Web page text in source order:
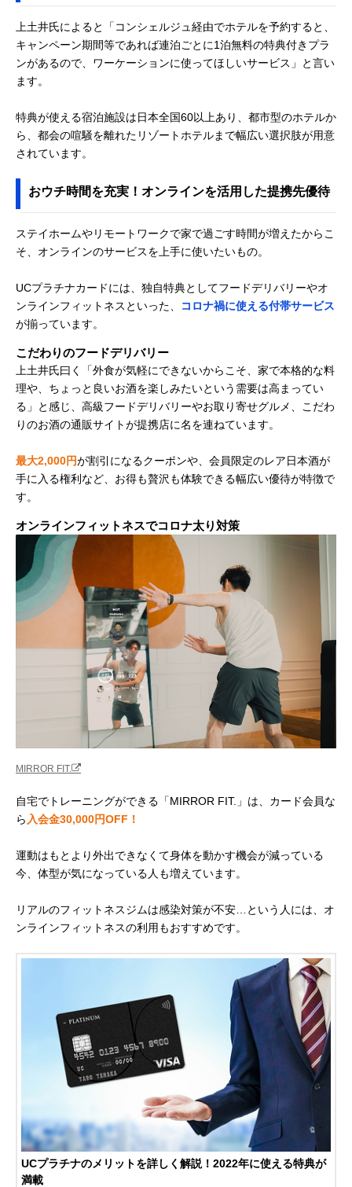
上土井氏によると「コンシェルジュ経由でホテルを予約すると、
キャンペーン期間等であれば連泊ごとに1泊無料の特典付きプラ
ンがあるので、ワーケーションに使ってほしいサービス」と言い
ます。
特典が使える宿泊施設は日本全国60以上あり、都市型のホテルか
ら、都会の喧騒を離れたリゾートホテルまで幅広い選択肢が用意
されています。
おウチ時間を充実！オンラインを活用した提携先優待
ステイホームやリモートワークで家で過ごす時間が増えたからこ
そ、オンラインのサービスを上手に使いたいもの。
UCプラチナカードには、独自特典としてフードデリバリーやオ
ンラインフィットネスといった、
コロナ禍に使える付帯サービス
が揃っています。
こだわりのフードデリバリー
上土井氏曰く「外食が気軽にできないからこそ、家で本格的な料
理や、ちょっと良いお酒を楽しみたいという需要は高まってい
る」と感じ、高級フードデリバリーやお取り寄せグルメ、こだわ
りのお酒の通販サイトが提携店に名を連ねています。
最大2,000円が割引になるクーポンや、会員限定のレア日本酒が
手に入る権利など、お得も贅沢も体験できる幅広い優待が特徴で
す。
オンラインフィットネスでコロナ太り対策
MIRROR FIT.
自宅でトレーニングができる「MIRROR FIT.」は、カード会員な
ら 入会金30,000円OFF！
運動はもとより外出できなくて身体を動かす機会が減っている
今、体型が気になっている人も増えています。
リアルのフィットネスジムは感染対策が不安…という人には、オ
ンラインフィットネスの利用もおすすめです。
UCプラチナのメリットを詳しく解説！2022年に使える特典が
満載